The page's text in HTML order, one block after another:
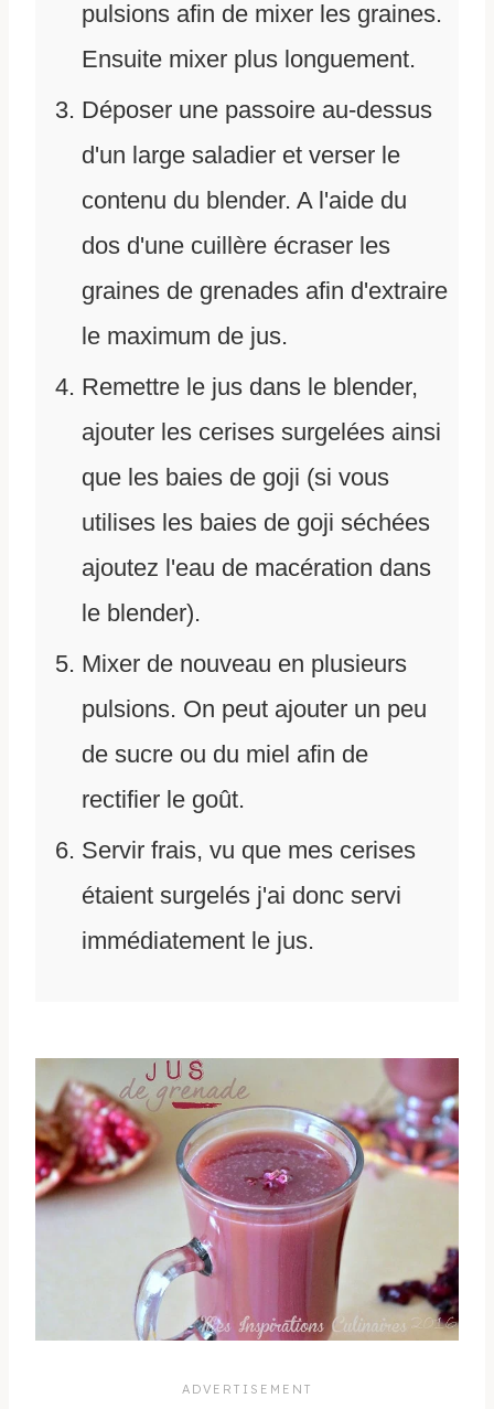
pulsions afin de mixer les graines.
Ensuite mixer plus longuement.
Déposer une passoire au-dessus
d'un large saladier et verser le
contenu du blender. A l'aide du
dos d'une cuillère écraser les
graines de grenades afin d'extraire
le maximum de jus.
Remettre le jus dans le blender,
ajouter les cerises surgelées ainsi
que les baies de goji (si vous
utilises les baies de goji séchées
ajoutez l'eau de macération dans
le blender).
Mixer de nouveau en plusieurs
pulsions. On peut ajouter un peu
de sucre ou du miel afin de
rectifier le goût.
Servir frais, vu que mes cerises
étaient surgelés j'ai donc servi
immédiatement le jus.